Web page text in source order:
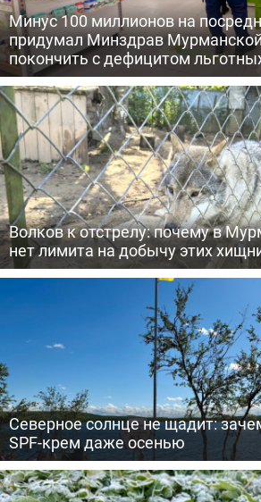
Минус 100 миллионов на
придумал Минздрав
покончить с дефицитом
Волков к отстрелу: почему в
нет лимита на добычу этих
Северное солнце не щадит:
SPF-крем даже осенью